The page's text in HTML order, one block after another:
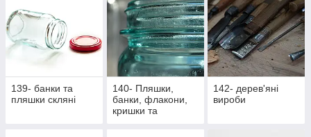
139- банки та
пляшки скляні
140- Пляшки,
банки, флакони,
кришки та
142- дерев'яні
вироби